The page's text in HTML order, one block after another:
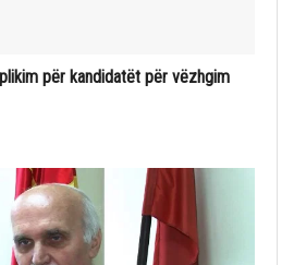
për kandidatët për vëzhgim